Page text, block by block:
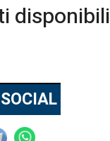
disponibili